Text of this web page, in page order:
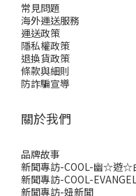
常見問題
海外運送服務
運送政策
隱私權政策
退換貨政策
條款與細則
防詐騙宣導
關於我們
品牌故事
新聞專訪-COOL-幽☆遊☆
新聞專訪-COOL-
新聞專訪-妞新聞